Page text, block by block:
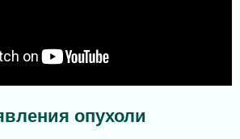
опухоли